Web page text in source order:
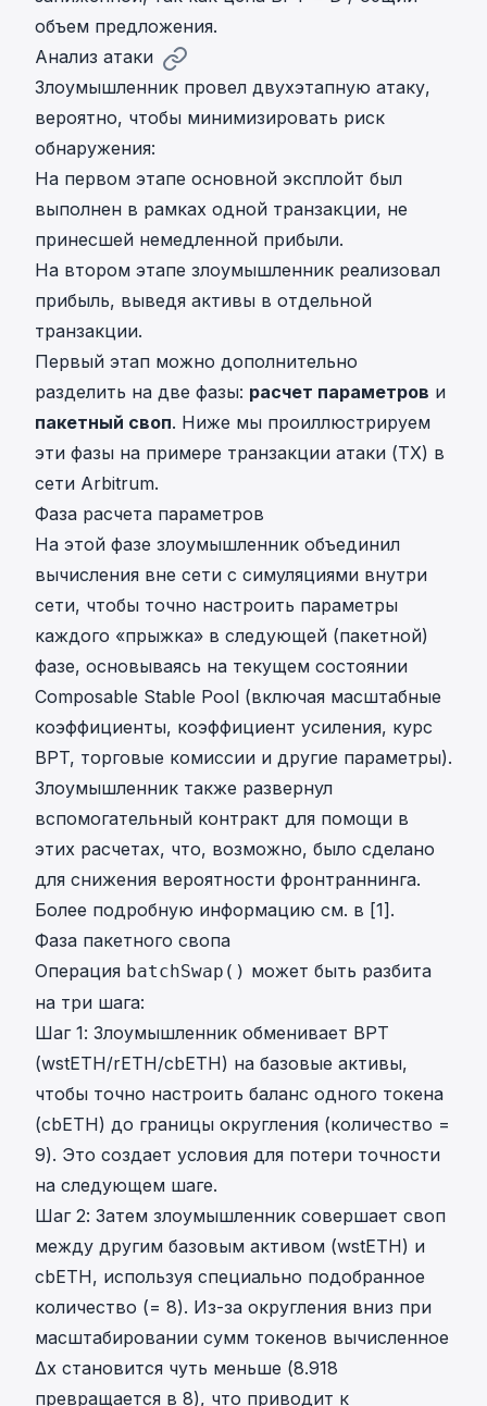
объем предложения.
Анализ атаки
Злоумышленник провел двухэтапную атаку,
вероятно, чтобы минимизировать риск
обнаружения:
На первом этапе основной эксплойт был
выполнен в рамках одной транзакции, не
принесшей немедленной прибыли.
На втором этапе злоумышленник реализовал
прибыль, выведя активы в отдельной
транзакции.
Первый этап можно дополнительно
разделить на две фазы: расчет параметров и
пакетный своп. Ниже мы проиллюстрируем
эти фазы на примере транзакции атаки (TX) в
сети Arbitrum.
Фаза расчета параметров
На этой фазе злоумышленник объединил
вычисления вне сети с симуляциями внутри
сети, чтобы точно настроить параметры
каждого «прыжка» в следующей (пакетной)
фазе, основываясь на текущем состоянии
Composable Stable Pool (включая масштабные
коэффициенты, коэффициент усиления, курс
BPT, торговые комиссии и другие параметры).
Злоумышленник также развернул
вспомогательный контракт для помощи в
этих расчетах, что, возможно, было сделано
для снижения вероятности фронтраннинга.
Более подробную информацию см. в [1].
Фаза пакетного свопа
Операция batchSwap() может быть разбита
на три шага:
Шаг 1: Злоумышленник обменивает BPT
(wstETH/rETH/cbETH) на базовые активы,
чтобы точно настроить баланс одного токена
(cbETH) до границы округления (количество =
9). Это создает условия для потери точности
на следующем шаге.
Шаг 2: Затем злоумышленник совершает своп
между другим базовым активом (wstETH) и
cbETH, используя специально подобранное
количество (= 8). Из-за округления вниз при
масштабировании сумм токенов вычисленное
Δx становится чуть меньше (8.918
превращается в 8), что приводит к